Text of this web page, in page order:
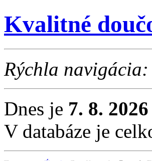
Kvalitné
Rýchla navigácia:
Dnes je 7. 8. 2026
V databáze je